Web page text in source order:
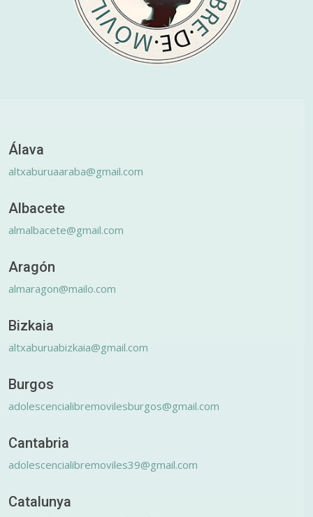
Álava
altxaburuaaraba@gmail.com
Albacete
almalbacete@gmail.com
Aragón
almaragon@mailo.com
Bizkaia
altxaburuabizkaia@gmail.com
Burgos
adolescencialibremovilesburgos@gmail.com
Cantabria
adolescencialibremoviles39@gmail.com
Catalunya